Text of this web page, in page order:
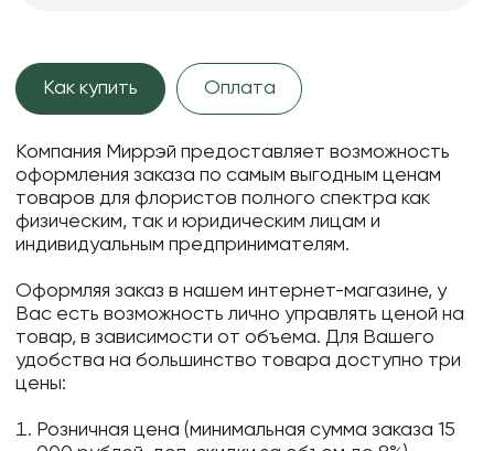
Как купить Оплата
Компания Миррэй предоставляет возможность
оформления заказа по самым выгодным ценам
товаров для флористов полного спектра как
физическим, так и юридическим лицам и
индивидуальным предпринимателям.
Оформляя заказ в нашем интернет-магазине, у
Вас есть возможность лично управлять ценой на
товар, в зависимости от объема. Для Вашего
удобства на большинство товара доступно три
цены:
Розничная цена (минимальная сумма заказа 15